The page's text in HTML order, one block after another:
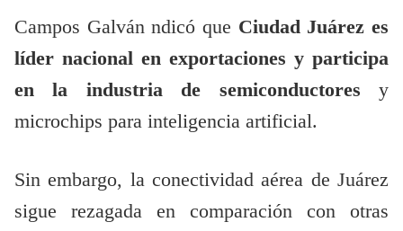
Campos Galván ndicó que Ciudad Juárez es
líder nacional en exportaciones y participa
en la industria de semiconductores y
microchips para inteligencia artificial.
Sin embargo, la conectividad aérea de Juárez
sigue rezagada en comparación con otras